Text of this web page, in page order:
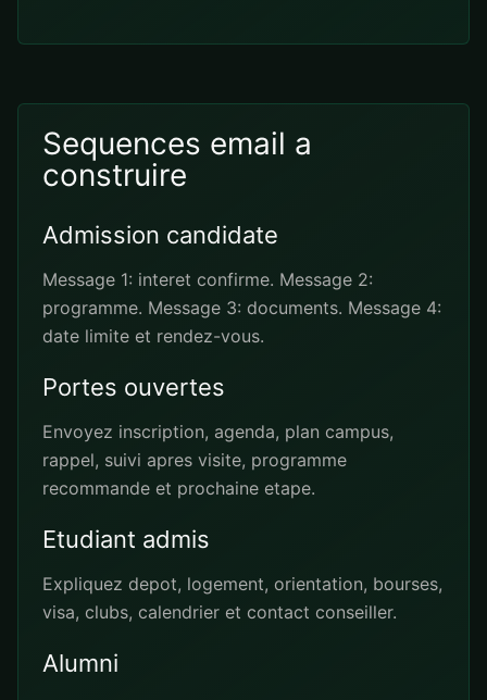
Sequences email a
construire
Admission candidate
Message 1: interet confirme. Message 2:
programme. Message 3: documents. Message 4:
date limite et rendez-vous.
Portes ouvertes
Envoyez inscription, agenda, plan campus,
rappel, suivi apres visite, programme
recommande et prochaine etape.
Etudiant admis
Expliquez depot, logement, orientation, bourses,
visa, clubs, calendrier et contact conseiller.
Alumni